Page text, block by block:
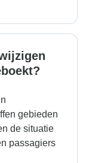
gebieden
de situatie
passagiers